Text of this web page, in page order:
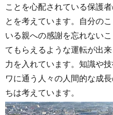
ことを心配されている保護
とを考えています。自分の
いる親への感謝を忘れない
てもらえるような運転が出
力を入れています。知識や技
ワに通う人々の人間的な成
ちは考えています。